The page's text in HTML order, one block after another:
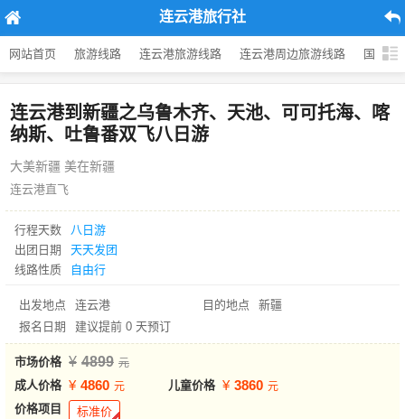
连云港旅行社
网站首页 旅游线路 连云港旅游线路 连云港周边旅游线路 国内旅
连云港到新疆之乌鲁木齐、天池、可可托海、喀
纳斯、吐鲁番双飞八日游
大美新疆 美在新疆
连云港直飞
行程天数
八日游
出团日期
天天发团
线路性质
自由行
出发地点 连云港 目的地点
新疆
报名日期
建议提前 0 天预订
市场价格 4899
成人价格 4860 儿童价格 3860
价格项目 标准价